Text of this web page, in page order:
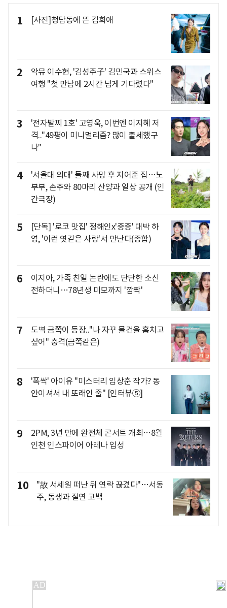
1 [사진]청담동에 뜬 김희애
2
악뮤 이수현, '김성주子' 김민국과 스위스
여행 "첫 만남에 2시간 넘게 기다렸다"
3
'전자발찌 1호' 고영욱, 이번엔 이지혜 저
격.."49평이 미니멀리즘? 많이 출세했구
나"
4
'서울대 의대' 둘째 사망 후 지어준 집…노
부부, 손주와 80마리 산양과 일상 공개 (인
간극장)
5
[단독] '로코 맛집' 정해인x'중증' 대박 하
영, '이런 엿같은 사랑'서 만난다(종합)
6
이지아, 가족 친일 논란에도 단단한 소신
전하더니…78년생 미모까지 '깜짝'
7
도벽 금쪽이 등장.."나 자꾸 물건을 훔치고
싶어" 충격(금쪽같은)
8
'폭싹' 아이유 "미스터리 임상춘 작가? 동
안이셔서 내 또래인 줄" [인터뷰⑤]
9
2PM, 3년 만에 완전체 콘서트 개최…8월
인천 인스파이어 아레나 입성
10
"故 서세원 떠난 뒤 연락 끊겼다"…서동
주, 동생과 절연 고백